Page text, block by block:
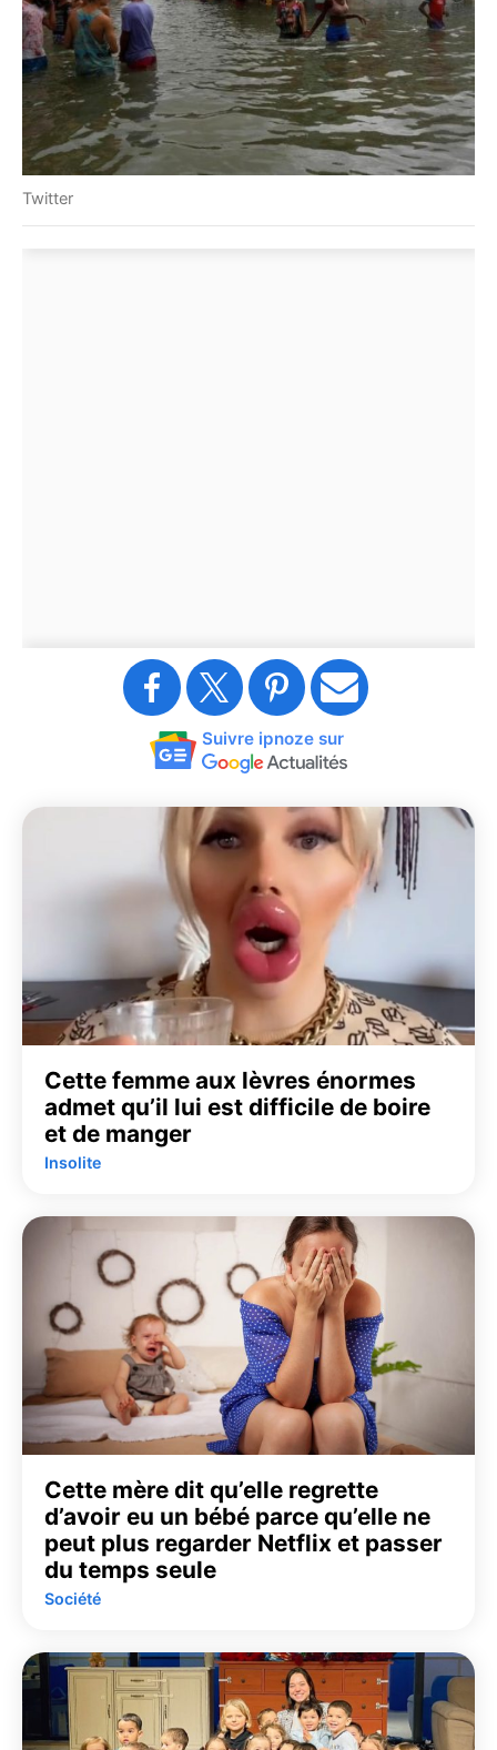
Twitter
Suivre ipnoze sur
Cette femme aux lèvres énormes
admet qu’il lui est difficile de boire
et de manger
Insolite
Cette mère dit qu’elle regrette
d’avoir eu un bébé parce qu’elle ne
peut plus regarder Netflix et passer
du temps seule
Société